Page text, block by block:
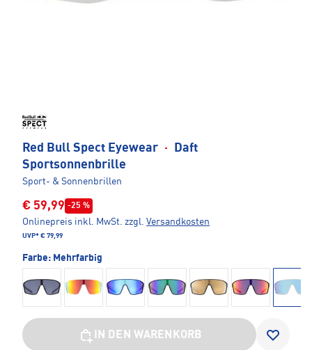
Red Bull Spect Eyewear ·
Daft
Sportsonnenbrille
Sport- & Sonnenbrillen
€ 59,99 -25 %
Onlinepreis inkl. MwSt. zzgl. Versandkosten
UVP* € 79,99
Farbe: Mehrfarbig
IN DEN WARENKORB